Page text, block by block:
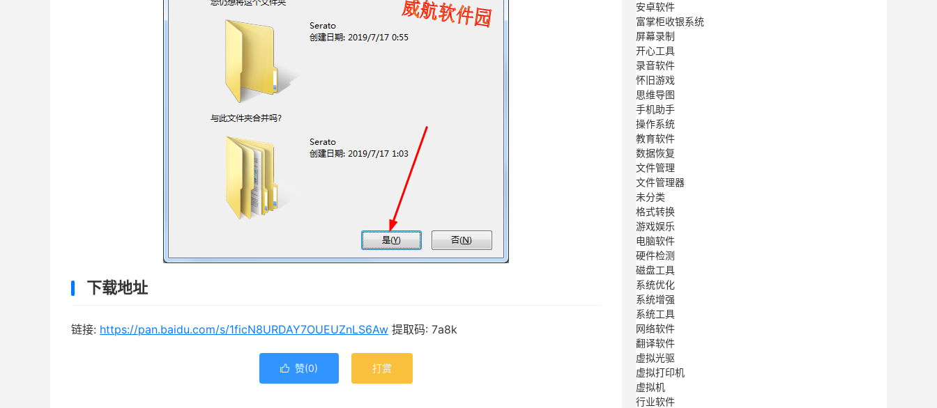
下载地址
链接: https://pan.baidu.com/s/1ficN8URDAY7OUEUZnLS6Aw 提取码: 7a8k
 赞(0) 打赏
安卓软件
富掌柜收银系统
屏幕录制
开心工具
录音软件
怀旧游戏
思维导图
手机助手
操作系统
教育软件
数据恢复
文件管理
文件管理器
未分类
格式转换
游戏娱乐
电脑软件
硬件检测
磁盘工具
系统优化
系统增强
系统工具
网络软件
翻译软件
虚拟光驱
虚拟打印机
虚拟机
行业软件